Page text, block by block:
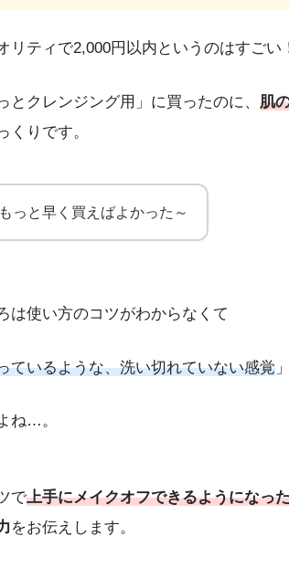
リティで2,000円以内というのはすごい
とクレンジング用」に買ったのに、 肌
くりです。
もっと早く買えばよかった～
は使い方のコツがわからなくて
ているような、洗い切れていない感覚 」
ね…。
で上手にメイクオフできるようになっ
をお伝えします。